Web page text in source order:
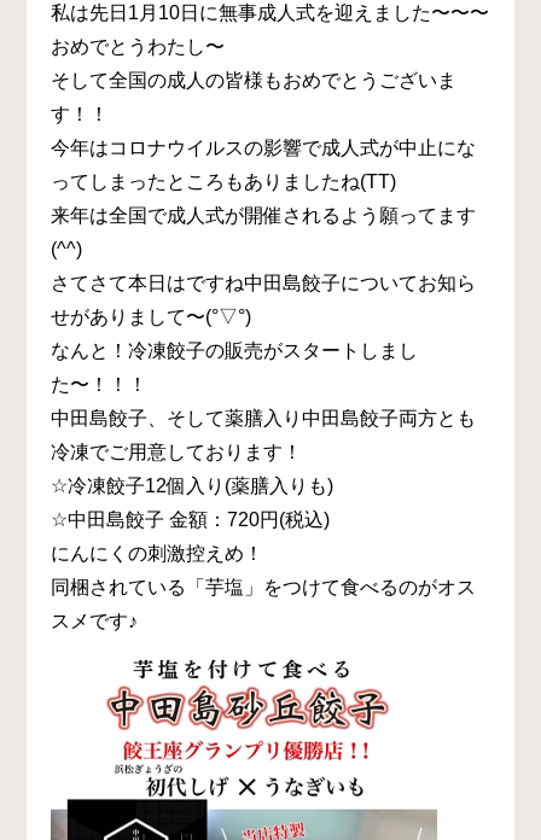
私は先日1月10日に無事成人式を迎えました〜〜〜
おめでとうわたし〜
そして全国の成人の皆様もおめでとうございま
す！！
今年はコロナウイルスの影響で成人式が中止にな
ってしまったところもありましたね(TT)
来年は全国で成人式が開催されるよう願ってます
(^^)
さてさて本日はですね中田島餃子についてお知ら
せがありまして〜(°▽°)
なんと！冷凍餃子の販売がスタートしまし
た〜！！！
中田島餃子、そして薬膳入り中田島餃子両方とも
冷凍でご用意しております！
☆冷凍餃子12個入り(薬膳入りも)
☆中田島餃子 金額：720円(税込)
にんにくの刺激控えめ！
同梱されている「芋塩」をつけて食べるのがオス
スメです♪